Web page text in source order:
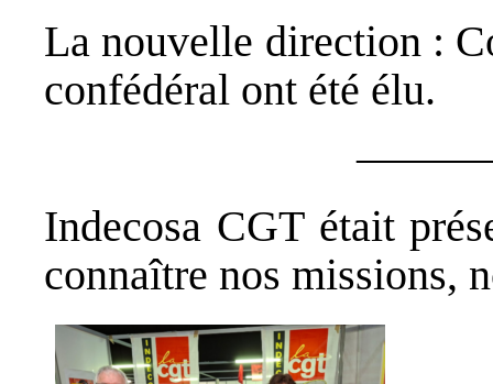
La nouvelle direction :
confédéral ont été élu.
Indecosa CGT était
connaître nos missions,